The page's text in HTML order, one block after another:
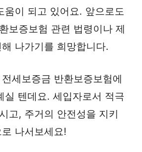
움이 되고 있어요. 앞으로도
보증보험 관련 법령이나 제
나가기를 희망합니다.
세보증금 반환보증보험에
실 텐데요. 세입자로서 적극
고, 주거의 안전성을 지키
나서보세요!